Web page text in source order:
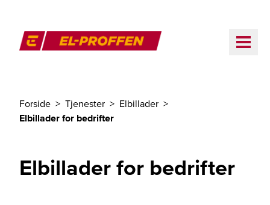
Du er her
Forside Tjenester
Elbillader
Elbillader for bedrifter
Elbillader for bedrifter